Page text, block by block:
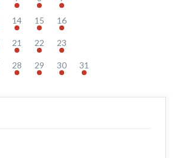
14 15 16
21 22 23
28 29 30 31